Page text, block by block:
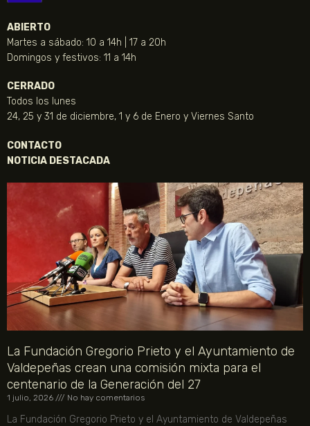
ABIERTO
Martes a sábado: 10 a 14h | 17 a 20h
Domingos y festivos: 11 a 14h
CERRADO
Todos los lunes
24, 25 y 31 de diciembre, 1 y 6 de Enero y Viernes Santo
CONTACTO
NOTICIA DESTACADA
La Fundación Gregorio Prieto y el Ayuntamiento de
Valdepeñas crean una comisión mixta para el
centenario de la Generación del 27
1 julio, 2026 No hay comentarios
La Fundación Gregorio Prieto y el Ayuntamiento de Valdepeñas